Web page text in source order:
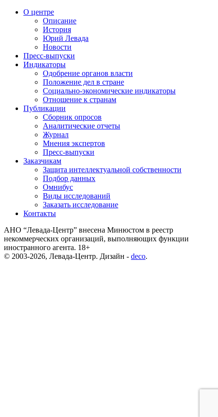
О центре
Описание
История
Юрий Левада
Новости
Пресс-выпуски
Индикаторы
Одобрение органов власти
Положение дел в стране
Социально-экономические индикаторы
Отношение к странам
Публикации
Сборник опросов
Аналитические отчеты
Журнал
Мнения экспертов
Пресс-выпуски
Заказчикам
Защита интеллектуальной собственности
Подбор данных
Омнибус
Виды исследований
Заказать исследование
Контакты
АНО “Левада-Центр” внесена Минюстом в реестр
некоммерческих организаций, выполняющих функции
иностранного агента. 18+
© 2003-2026, Левада-Центр. Дизайн - deco.